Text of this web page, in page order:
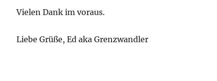
Vielen Dank im voraus.
Liebe Grüße, Ed aka Grenzwandler